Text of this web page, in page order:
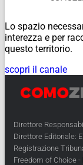
Lo spazio
interezza e per
questo territorio.
scopri il canale
Direttore
Direttore Editoriale:
Registrazione
Freedom of Choice